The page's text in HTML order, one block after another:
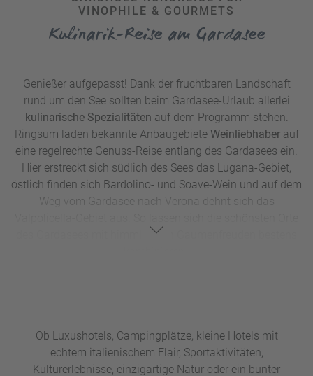
VINOPHILE & GOURMETS
Kulinarik-Reise am Gardasee
Genießer aufgepasst! Dank der fruchtbaren Landschaft
rund um den See sollten beim Gardasee-Urlaub allerlei
kulinarische Spezialitäten auf dem Programm stehen.
Ringsum laden bekannte Anbaugebiete Weinliebhaber auf
eine regelrechte Genuss-Reise entlang des Gardasees ein.
Hier erstreckt sich südlich des Sees das Lugana-Gebiet,
östlich finden sich Bardolino- und Soave-Wein und auf dem
Weg vom Gardasee nach Verona dehnt sich das
des Gardasees mit himmlischen Gaumenfreuden bestens
Kastanien und Trüffelhervor. Grund genug, sich im Urlaub
am Gardasee auf eine kulinarische Entdeckungsreise zu
Ob Luxushotels, Campingplätze, kleine Hotels mit
echtem italienischem Flair, Sportaktivitäten,
Kulturerlebnisse, einzigartige Natur oder ein bunter